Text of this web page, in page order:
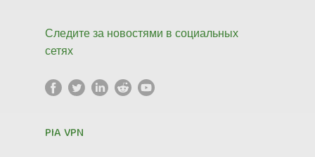
Следите за новостями в социальных
сетях
PIA VPN